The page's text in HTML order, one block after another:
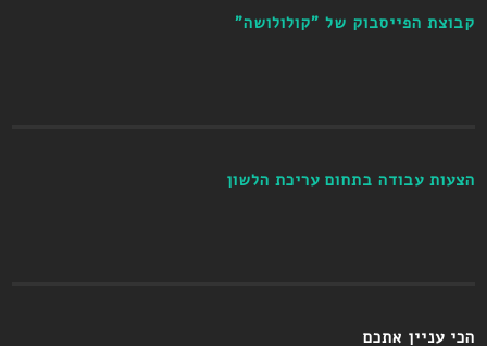
קבוצת הפייסבוק של "קולולושה"
הצעות עבודה בתחום עריכת הלשון
הכי עניין אתכם